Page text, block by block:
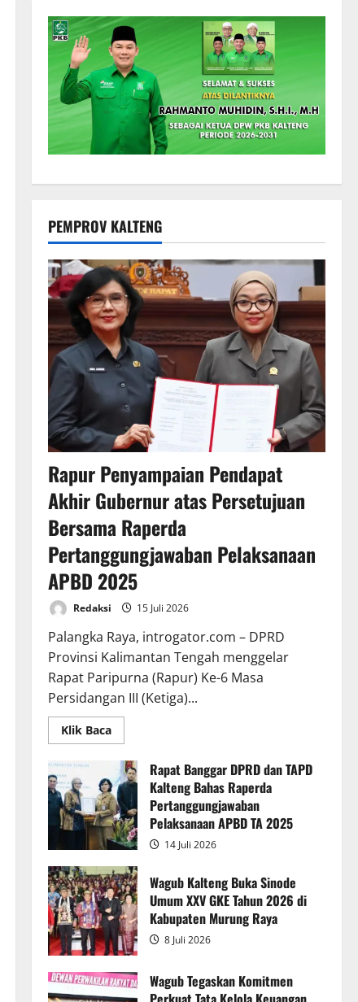
PEMPROV KALTENG
Rapur Penyampaian Pendapat
Akhir Gubernur atas Persetujuan
Bersama Raperda
Pertanggungjawaban Pelaksanaan
APBD 2025
Redaksi 15 Juli 2026
Palangka Raya, introgator.com – DPRD
Provinsi Kalimantan Tengah menggelar
Rapat Paripurna (Rapur) Ke-6 Masa
Persidangan III (Ketiga)...
Klik BacaRead
more
Rapur
Penyampaian
Pendapat
Akhir
Gubernur
atas
Persetujuan
Bersama
Raperda
Pertanggungjawaban
Pelaksanaan
APBD
2025
Rapat Banggar DPRD dan TAPD
Kalteng Bahas Raperda
Pertanggungjawaban
Pelaksanaan APBD TA 2025
14 Juli 2026
Wagub Kalteng Buka Sinode
Umum XXV GKE Tahun 2026 di
Kabupaten Murung Raya
8 Juli 2026
Wagub Tegaskan Komitmen